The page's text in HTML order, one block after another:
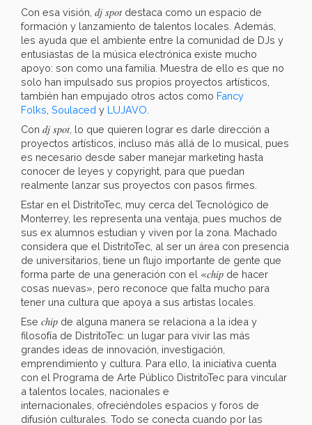
Con esa visión, dj spot destaca como un espacio de
formación y lanzamiento de talentos locales. Además,
les ayuda que el ambiente entre la comunidad de DJs y
entusiastas de la música electrónica existe mucho
apoyo: son como una familia. Muestra de ello es que no
solo han impulsado sus propios proyectos artísticos,
también han empujado otros actos como Fancy
Folks Soulaced y LUJAVO
Con dj spot , lo que quieren lograr es darle dirección a
proyectos artísticos, incluso más allá de lo musical, pues
es necesario desde saber manejar marketing hasta
conocer de leyes y copyright, para que puedan
realmente lanzar sus proyectos con pasos firmes.
Estar en el DistritoTec, muy cerca del Tecnológico de
Monterrey, les representa una ventaja, pues muchos de
sus ex alumnos estudian y viven por la zona. Machado
considera que el DistritoTec, al ser un área con presencia
de universitarios, tiene un flujo importante de gente que
forma parte de una generación con el «chip de hacer
cosas nuevas», pero reconoce que falta mucho para
tener una cultura que apoya a sus artistas locales.
Ese chip de alguna manera se relaciona a la idea y
filosofía de DistritoTec: un lugar para vivir las más
grandes ideas de innovación, investigación,
emprendimiento y cultura. Para ello, la iniciativa cuenta
con el Programa de Arte Público DistritoTec para vincular
a talentos locales, nacionales e
internacionales, ofreciéndoles espacios y foros de
difusión culturales. Todo se conecta cuando por las